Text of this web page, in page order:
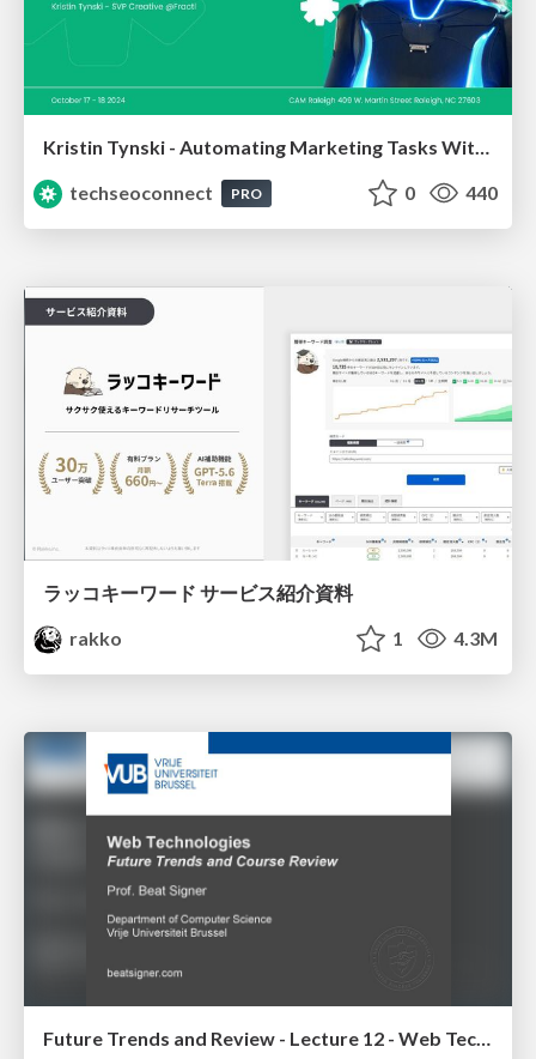
techseoconnect
PRO 0 440
ラッコキーワード サービス紹介資料
rakko
1 4.3M
Future Trends and Review - Lecture 12 - Web Technologies (1019888BNR)